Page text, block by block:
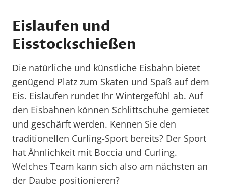
Eislaufen und
Eisstockschießen
Die natürliche und künstliche Eisbahn bietet
genügend Platz zum Skaten und Spaß auf dem
Eis. Eislaufen rundet Ihr Wintergefühl ab. Auf
den Eisbahnen können Schlittschuhe gemietet
und geschärft werden. Kennen Sie den
traditionellen Curling-Sport bereits? Der Sport
hat Ähnlichkeit mit Boccia und Curling.
Welches Team kann sich also am nächsten an
der Daube positionieren?